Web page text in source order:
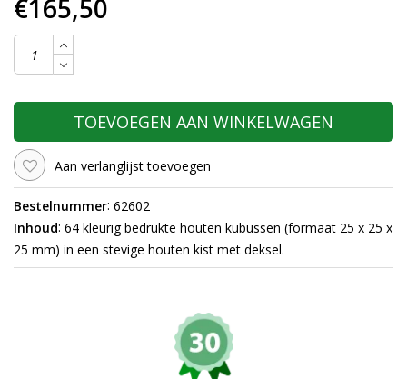
€165,50
TOEVOEGEN AAN WINKELWAGEN
Aan verlanglijst toevoegen
Bestelnummer: 62602
Inhoud: 64 kleurig bedrukte houten kubussen (formaat 25 x 25 x
25 mm) in een stevige houten kist met deksel.